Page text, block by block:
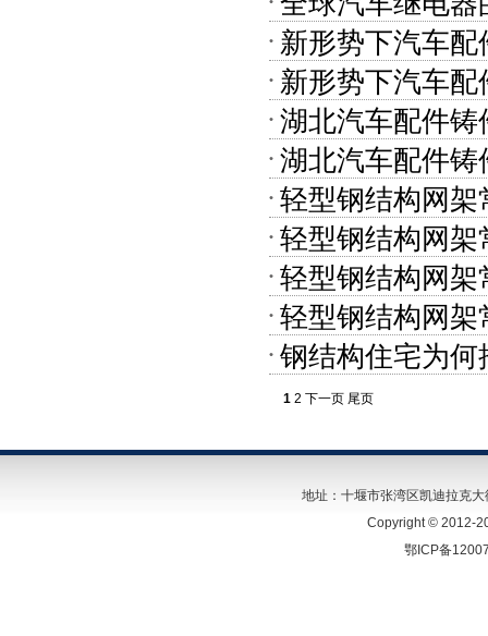
新形势下汽车
新形势下汽车
湖北汽车配件
湖北汽车配件
轻型钢结构网架
轻型钢结构网架
轻型钢结构网架
轻型钢结构网架
钢结构住宅为何
1 2 下一页 尾页
地址：十堰市张湾区凯迪拉克
Copyright © 2012-
鄂ICP备